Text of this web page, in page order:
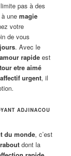
pas à des
à unemagie
votre
de vous
. Avec le
rapide est
etre aimé
urgent, il
ADJINACOU
du monde, c’est
dont la